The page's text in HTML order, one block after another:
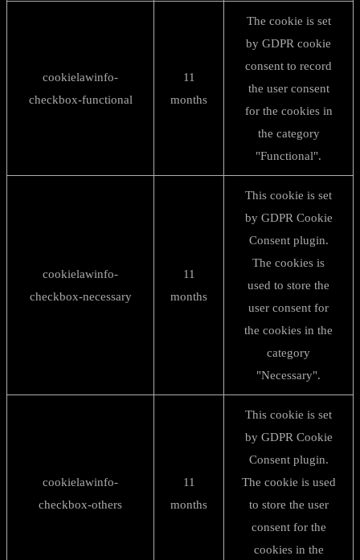
cookielawinfo-
checkbox-functional
11
months
The cookie is set
by GDPR cookie
consent to record
the user consent
for the cookies in
the category
"Functional".
cookielawinfo-
checkbox-necessary
11
months
This cookie is set
by GDPR Cookie
Consent plugin.
The cookies is
used to store the
user consent for
the cookies in the
category
"Necessary".
cookielawinfo-
checkbox-others
11
months
This cookie is set
by GDPR Cookie
Consent plugin.
The cookie is used
to store the user
consent for the
cookies in the